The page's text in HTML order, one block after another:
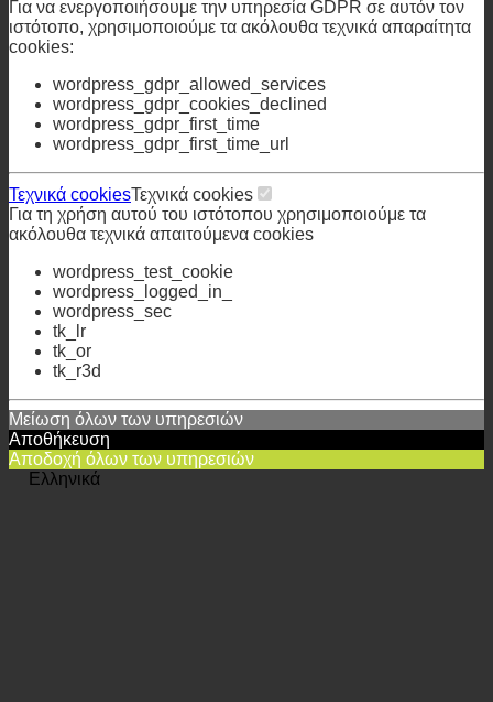
GDPRGDPR
Για να ενεργοποιήσουμε την υπηρεσία GDPR σε αυτόν τον
ιστότοπο, χρησιμοποιούμε τα ακόλουθα τεχνικά απαραίτητα
wordpress_gdpr_allowed_services
wordpress_gdpr_cookies_declined
wordpress_gdpr_first_time
wordpress_gdpr_first_time_url
Τεχνικά cookiesΤεχνικά cookies
Για τη χρήση αυτού του ιστότοπου χρησιμοποιούμε τα
wordpress_test_cookie
wordpress_logged_in_
wordpress_sec
tk_lr
tk_or
tk_r3d
Μείωση όλων των υπηρεσιών
Αποθήκευση
Αποδοχή όλων των υπηρεσιών